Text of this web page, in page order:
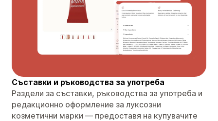
Съставки и ръководства за употреба
Раздели за съставки, ръководства за употреба и
редакционно оформление за луксозни
козметични марки — предоставя на купувачите